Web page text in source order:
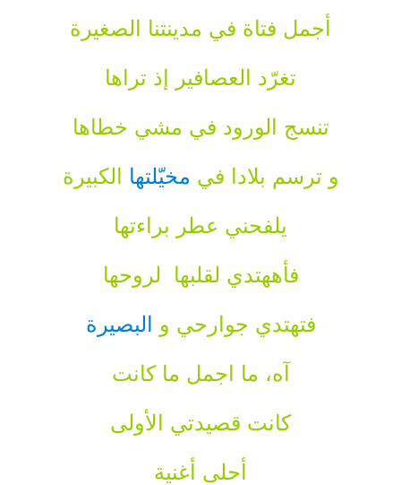
أجمل فتاة في مدينتنا الصغيرة
تغرّد العصافير إذ تراها
تنسج الورود في مشي خطاها
و ترسم بلادا في مخيّلتها الكبيرة
يلفحني عطر براءتها
فأههتدي لقلبها لروحها
فتهتدي جوارحي و البصيرة
آه، ما اجمل ما كانت
كانت قصيدتي الأولى
أحلى أغنية